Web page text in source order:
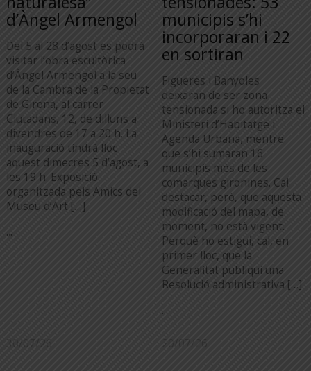
d’Àngel Armengol
Del 5 al 28 d’agost es podrà
visitar l’obra escultòrica
d’Àngel Armengol a la seu
de la Cambra de la Propietat
de Girona, al carrer
Ciutadans, 12, de dilluns a
divendres de 17 a 20 h. La
inauguració tindrà lloc
aquest dimecres 5 d’agost, a
les 19 h. Exposició
organitzada pels Amics del
Museu d’Art […]
...
municipis s’hi
incorporaran i 22
en sortiran
Figueres i Banyoles
deixaran de ser zona
tensionada si ho autoritza el
Ministeri d’Habitatge i
Agenda Urbana, mentre
que s’hi sumaran 16
municipis més de les
comarques gironines. Cal
destacar, però, que aquesta
modificació del mapa, de
moment, no està vigent.
Perquè ho estigui, cal, en
primer lloc, que la
Generalitat publiqui una
Resolució administrativa […]
...
30/07/26 20/07/26